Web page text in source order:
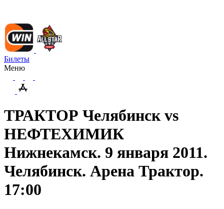
Билеты
Меню
ТРАКТОР Челябинск vs
НЕФТЕХИМИК
Нижнекамск. 9 января 2011.
Челябинск. Арена Трактор.
17:00